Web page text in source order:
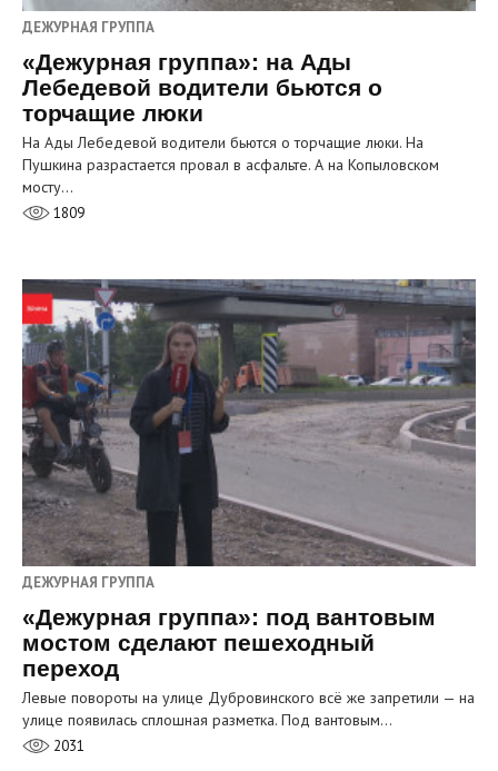
ДЕЖУРНАЯ ГРУППА
«Дежурная группа»: на Ады
Лебедевой водители бьются о
торчащие люки
На Ады Лебедевой водители бьются о торчащие люки. На
Пушкина разрастается провал в асфальте. А на Копыловском
мосту…
1809
ДЕЖУРНАЯ ГРУППА
«Дежурная группа»: под вантовым
мостом сделают пешеходный
переход
Левые повороты на улице Дубровинского всё же запретили — на
улице появилась сплошная разметка. Под вантовым…
2031